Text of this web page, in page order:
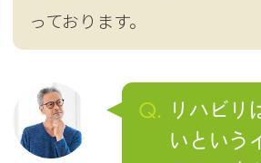
っております。
Q.
リハビリ
いという